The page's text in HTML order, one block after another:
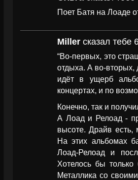
Поет Батя на Лоаде
Miller сказал тебе
“Во-первых, это
отдыха. А во-вторых,
идёт в ущерб
концертах, и по
Конечно, так и
А Лоад и Релоад -
высоте. Драйв есть,
На этих альбомах
Лоад-Релоад и
Хотелось бы
Металлика со